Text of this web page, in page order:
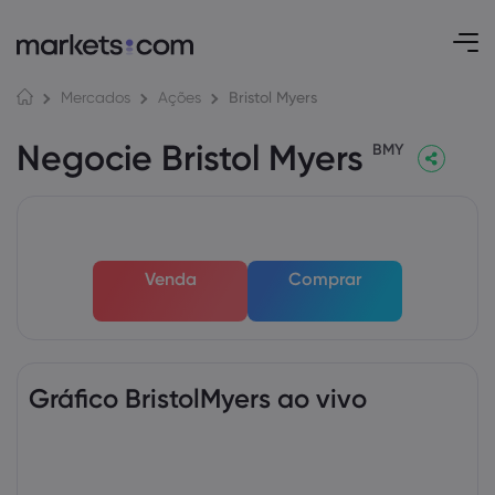
Mercados Ações Bristol Myers
Negocie Bristol Myers BMY
Venda Comprar
Gráfico BristolMyers ao vivo